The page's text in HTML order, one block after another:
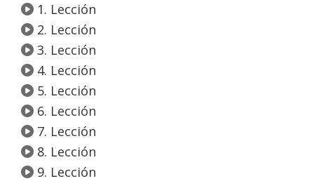
1. Lección
2. Lección
3. Lección
4. Lección
5. Lección
6. Lección
7. Lección
8. Lección
9. Lección